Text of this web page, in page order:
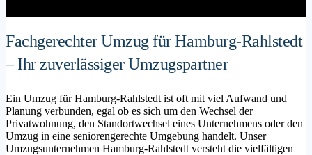
Fachgerechter Umzug für Hamburg-Rahlstedt
– Ihr zuverlässiger Umzugspartner
Ein Umzug für Hamburg-Rahlstedt ist oft mit viel Aufwand und
Planung verbunden, egal ob es sich um den Wechsel der
Privatwohnung, den Standortwechsel eines Unternehmens oder den
Umzug in eine seniorengerechte Umgebung handelt. Unser
Umzugsunternehmen Hamburg-Rahlstedt versteht die vielfältigen